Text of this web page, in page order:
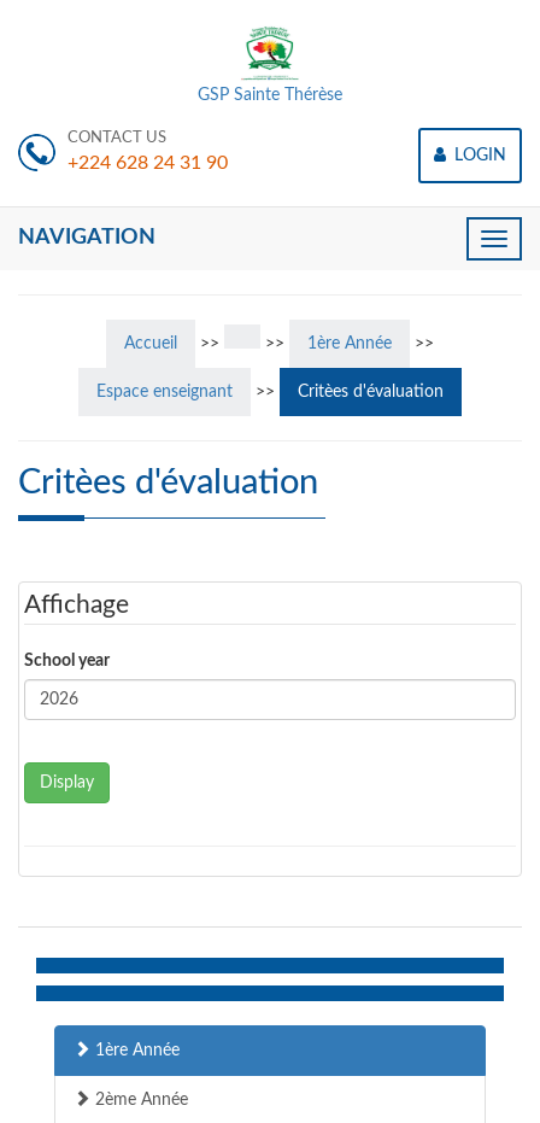
GSP Sainte Thérèse
CONTACT US
+224 628 24 31 90 LOGIN
Toggle
NAVIGATION
Accueil >> >> 1ère Année >>
Espace enseignant >> Critèes d'évaluation
Critèes d'évaluation
Affichage
School year
Display
1ère Année
2ème Année